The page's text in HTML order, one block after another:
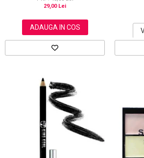
29,00 Lei
ADAUGA IN COS